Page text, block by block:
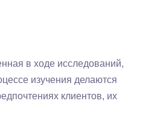
в ходе исследований,
изучения делаются
клиентов, их